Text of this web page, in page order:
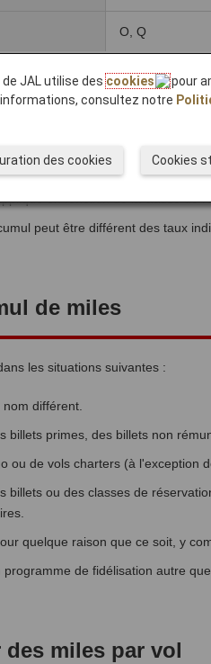
O, Q
le cumul de miles s'ils sont
pas admissibles au cumul de
Eagle avec des numéros
la première classe sur les vols
en fonction de la classe de
peut être différent des taux
de miles
les situations suivantes :
différent.
billets primes, des billets non
ou de vols charters (à l'exception
billets ou des classes de
quelque raison que ce soit, y
de fidélisation autre
miles par vol
de JAL utilise descookies
pour
consultez notre
Cookies
des cookies